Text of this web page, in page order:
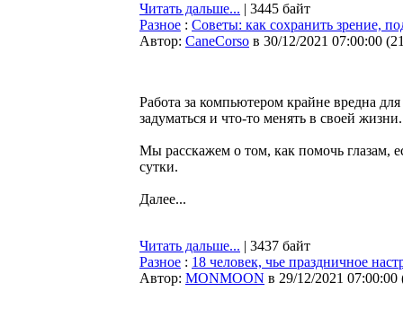
Читать дальше... | 3445 байт
Разное : Советы: как сохранить зрение,
Автор: CaneCorso в 30/12/2021 07:00:00 (
Работа за компьютером крайне вредна
задуматься и что-то менять в своей жизни.
Мы расскажем о том, как помочь глазам,
сутки.
Далее...
Читать дальше... | 3437 байт
Разное : 18 человек, чье праздничное
Автор: MONMOON в 29/12/2021 07:00:00